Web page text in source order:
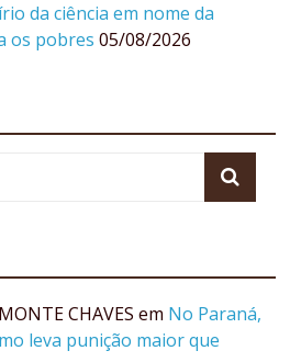
da ciência em nome da
os pobres 05/08/2026
CHAVES em No Paraná,
leva punição maior que